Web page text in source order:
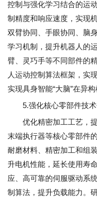
控制与强化学习结合的运
制精度和响应速度，实现
双臂协同、手眼协同、脑
学习机制，提升机器人的
臂、灵巧手等不同部件的
人运动控制算法框架，实
实现具身智能“大脑”在异
5.强化核心零部件技术
优化精密加工工艺，提
末端执行器等核心零部件
耐磨材料、精密加工和组
升电机性能，延长使用寿
应、高可靠的伺服驱动系
制算法，提升负载能力。